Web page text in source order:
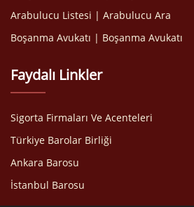
Arabulucu Listesi | Arabulucu Ara
Boşanma Avukatı | Boşanma Avukatı
Faydalı Linkler
Sigorta Firmaları Ve Acenteleri
Türkiye Barolar Birliği
Ankara Barosu
İstanbul Barosu